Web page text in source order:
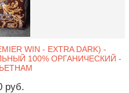
WIN - EXTRA DARK) -
100% ОРГАНИЧЕСКИЙ -
руб.